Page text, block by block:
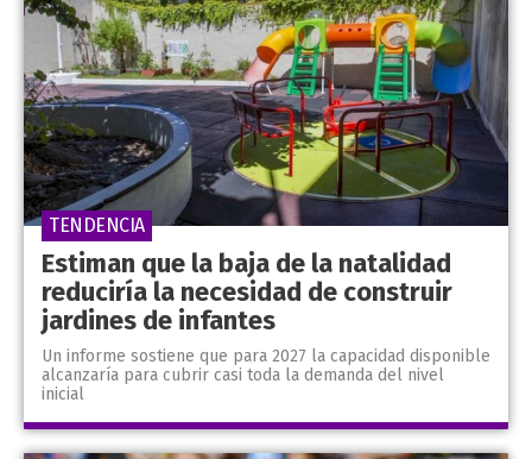
Estiman que la baja de la natalidad
reduciría la necesidad de construir
jardines de infantes
Un informe sostiene que para 2027 la capacidad disponible
alcanzaría para cubrir casi toda la demanda del nivel
inicial
TENDENCIA